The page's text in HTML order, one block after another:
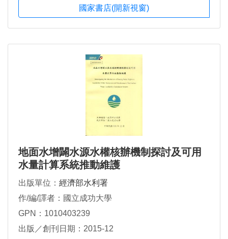
國家書店(開新視窗)
地面水增闢水源水權核辦機制探討及可用
水量計算系統推動維護
出版單位： 經濟部水利署
作/編/譯者：國立成功大學
GPN：1010403239
出版／創刊日期：2015-12